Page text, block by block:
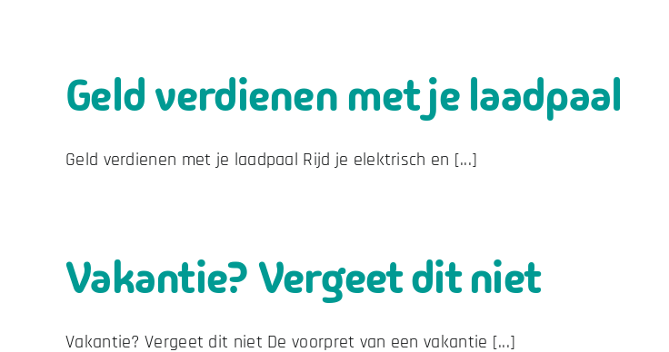
Geld verdienen met je laadpaal
Geld verdienen met je laadpaal Rijd je elektrisch en [...]
Vakantie? Vergeet dit niet
Vakantie? Vergeet dit niet De voorpret van een vakantie [...]